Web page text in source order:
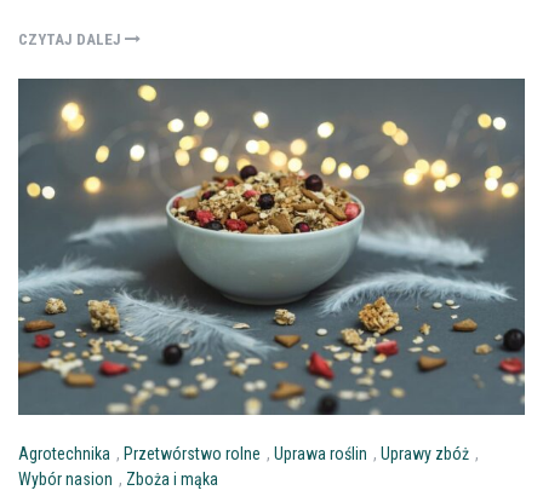
CZYTAJ DALEJ
Agrotechnika , Przetwórstwo rolne , Uprawa roślin , Uprawy zbóż ,
Wybór nasion , Zboża i mąka